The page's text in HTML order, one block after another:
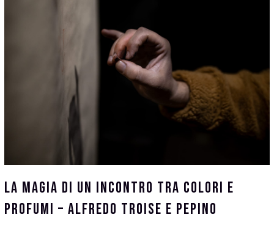
La Magia Di Un Incontro Tra Colori E
Profumi – Alfredo Troise E Pepino